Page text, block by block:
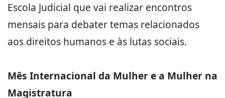
Escola Judicial que vai realizar encontros
mensais para debater temas relacionados
aos direitos humanos e às lutas sociais.
Mês Internacional da Mulher e a Mulher na
Magistratura